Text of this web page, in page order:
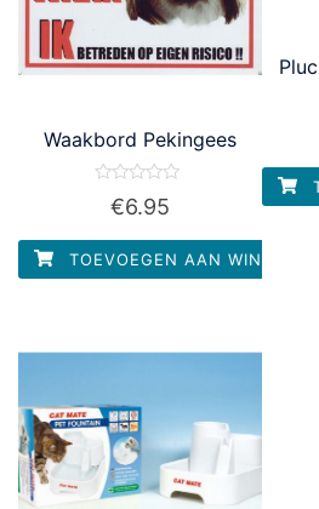
Waakbord Pekingees
Waardering
5
€6.95
TOEVOEGEN AAN